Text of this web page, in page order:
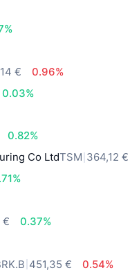
€
0.96%
0.03%
0.82%
Co LtdTSM 364,12 €
€
0.37%
451,35 €
0.54%